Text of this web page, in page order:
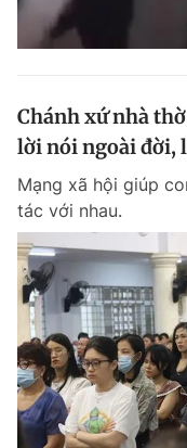
Chánh xứ nhà
lời nói ngoài đời,
Mạng xã hội giúp
tác với nhau.